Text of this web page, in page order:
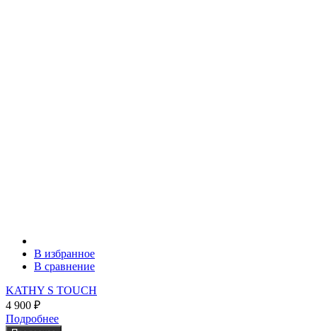
В избранное
В сравнение
KATHY S TOUCH
4 900 ₽
Подробнее